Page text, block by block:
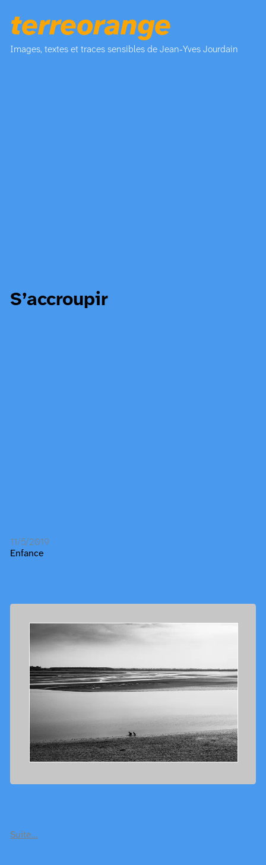
terreorange
Images, textes et traces sensibles de Jean-Yves Jourdain
S’accroupir
11/5/2019
Enfance
Suite…